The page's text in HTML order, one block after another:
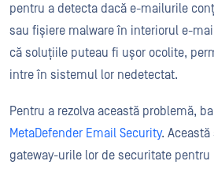
pentru a detecta dacă e-mailurile
sau fișiere malware în interiorul e-
că soluțiile puteau fi ușor ocolite,
intre în sistemul lor nedetectat.
Pentru a rezolva această problemă,
MetaDefender Email Security.
gateway-urile lor de securitate